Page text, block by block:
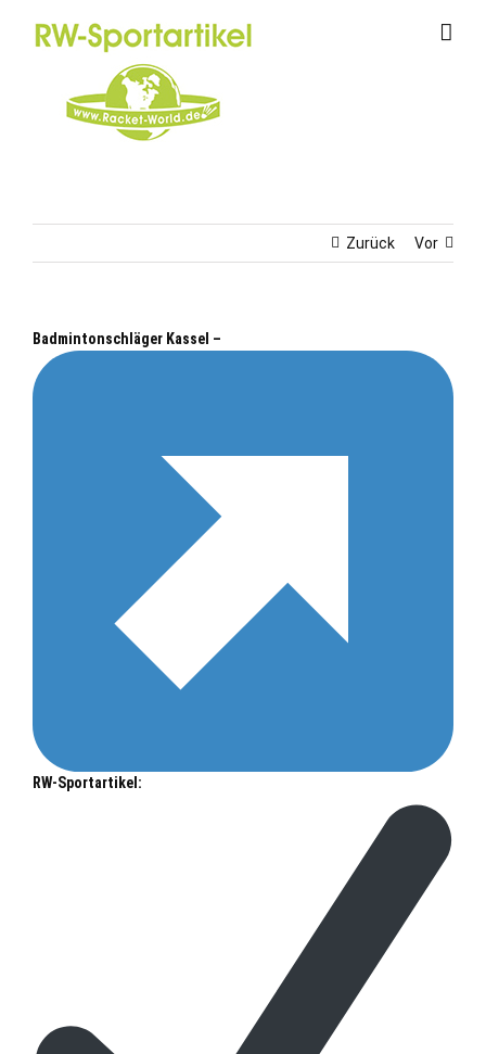
Zurück Vor
Badmintonschläger Kassel –
RW-Sportartikel: